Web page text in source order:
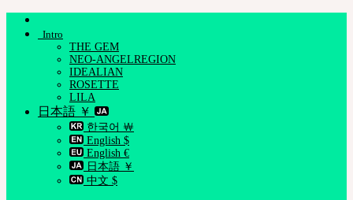
Skip
Intro
THE GEM
NEO-ANGELREGION
IDEALIAN
ROSETTE
LILA
日本語 ￥
한국어 ￦
English $
English €
日本語 ￥
中文 $